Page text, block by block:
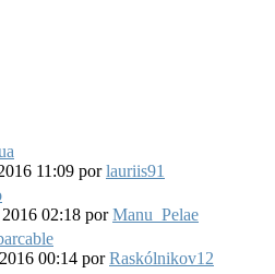
11:09 porlauriis91
02:18 porManu_Pelae
00:14 porRaskólnikov12